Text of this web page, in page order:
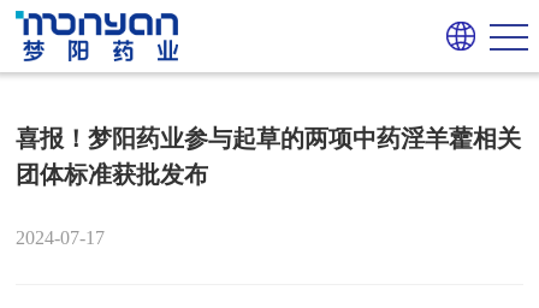
喜报！梦阳药业参与起草的两项中药淫羊藿相关
团体标准获批发布
2024-07-17